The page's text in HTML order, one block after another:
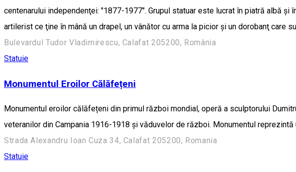
centenarului independenţei: "1877-1977". Grupul statuar este lucrat în piatră albă
artilerist ce ţine în mână un drapel, un vânător cu arma la picior şi un dorobanţ care
Bulevardul Tudor Vladimirescu, Calafat 205200, România
Statuie
Monumentul Eroilor Călăfețeni
Monumentul eroilor călăfețeni din primul război mondial, operă a sculptorului
veteranilor din Campania 1916-1918 şi văduvelor de război. Monumentul
Strada Alexandru Ioan Cuza 34, Calafat 205200, Romania
Statuie